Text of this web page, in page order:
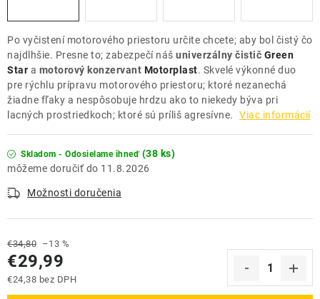
Po vyčistení motorového priestoru určite chcete; aby bol čistý čo
najdlhšie. Presne to; zabezpečí náš univerzálny čistič Green
Star a motorový konzervant Motorplast. Skvelé výkonné duo
pre rýchlu prípravu motorového priestoru; ktoré nezanechá
žiadne fľaky a nespôsobuje hrdzu ako to niekedy býva pri
lacných prostriedkoch; ktoré sú príliš agresívne.
Viac informácií
Skladom - Odosielame ihneď (38 ks)
11.8.2026
Možnosti doručenia
€34,80 –13 %
€29,99
€24,38 bez DPH
Jednotková cena: